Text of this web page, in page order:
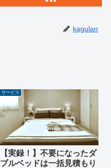
kagulan
サービス
【実録！】不要になったダ
ブルベッドは一括見積もり